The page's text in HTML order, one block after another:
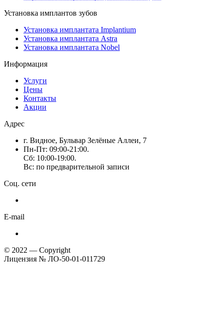
Установка имплантов зубов
Установка имплантата Implantium
Установка имплантата Astra
Установка имплантата Nobel
Информация
Услуги
Цены
Контакты
Акции
Адрес
г. Видное, Бульвар Зелёные Аллеи, 7
Пн-Пт: 09:00-21:00.
Сб: 10:00-19:00.
Вс: по предварительной записи
Соц. сети
E-mail
© 2022 — Copyright
Лицензия № ЛО-50-01-011729